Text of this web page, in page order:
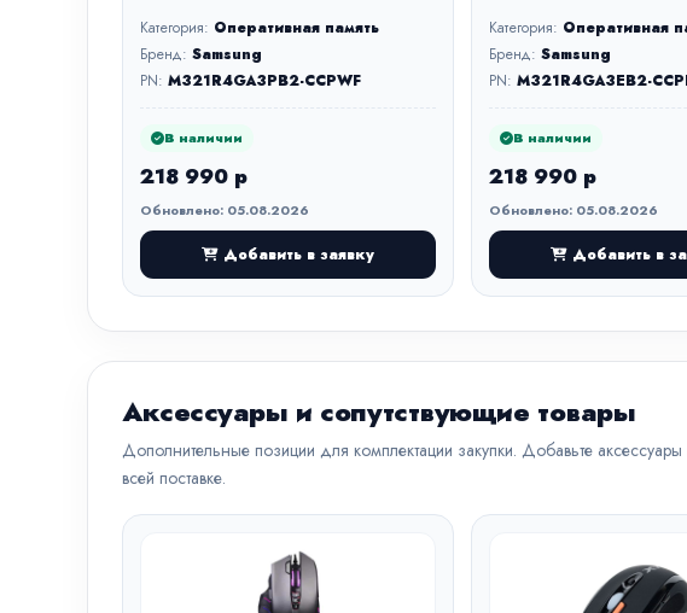
Категория: Оперативная память
Бренд: Samsung
PN: M321R4GA3PB2-CCPWF
В наличии
218 990 р
Обновлено: 05.08.2026
Добавить в заявку
Категория: Оперативная
Бренд: Samsung
PN: M321R4GA3EB2-
В наличии
218 990 р
Обновлено: 05.08.2026
Добавить в
Аксессуары и сопутствующие товары
Дополнительные позиции для комплектации закупки. Добавьте
всей поставке.